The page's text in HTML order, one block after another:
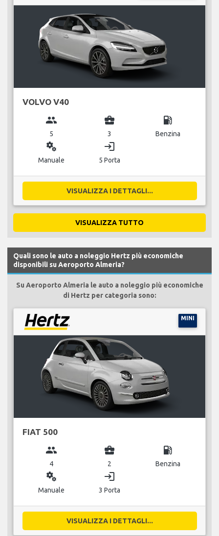
VOLVO V40
group
5
business_center
3
local_gas_station
Benzina
miscellaneous_services
Manuale
login
5 Porta
VISUALIZZA I DETTAGLI...
VISUALIZZA TUTTO
Quali sono le auto a noleggio Hertz più economiche
disponibili su Aeroporto Almeria?
Su Aeroporto Almeria le auto a noleggio più economiche
di Hertz per categoria sono:
MINI
FIAT 500
group
4
business_center
2
local_gas_station
Benzina
miscellaneous_services
Manuale
login
3 Porta
VISUALIZZA I DETTAGLI...